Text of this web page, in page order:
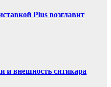
Plus возглавит
и внешность ситикара